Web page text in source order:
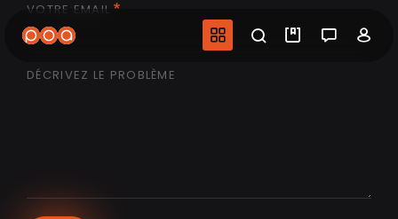
au
contenu
Navigation
Recherche
Mes
VOTRE EMAIL
DÉCRIVEZ LE PROBLÈME